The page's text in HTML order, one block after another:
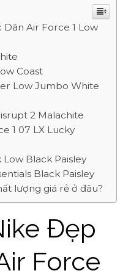
Air Force 1 Low
Coast
Low Jumbo White
2 Malachite
1 07 LX Lucky
Black Paisley
Black Paisley
lượng giá rẻ ở đâu?
Đẹp
Force